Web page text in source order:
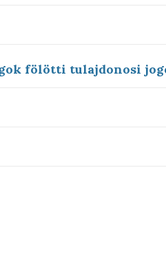
fölötti tulajdonosi